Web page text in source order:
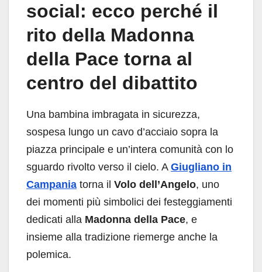
social: ecco perché il
rito della Madonna
della Pace torna al
centro del dibattito
Una bambina imbragata in sicurezza,
sospesa lungo un cavo d’acciaio sopra la
piazza principale e un’intera comunità con lo
sguardo rivolto verso il cielo. A Giugliano in
Campania torna il Volo dell’Angelo, uno
dei momenti più simbolici dei festeggiamenti
dedicati alla Madonna della Pace, e
insieme alla tradizione riemerge anche la
polemica.